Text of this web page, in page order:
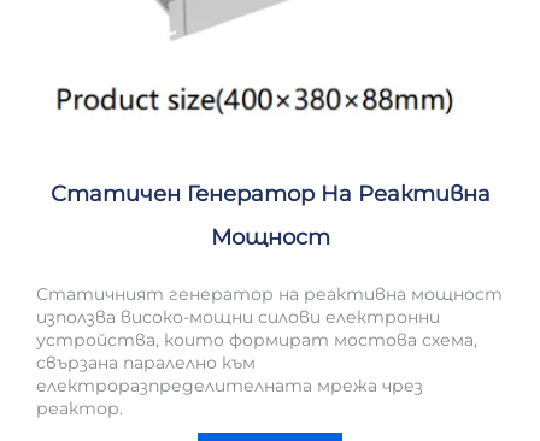
Статичен Генератор На Реактивна
Мощност
Статичният генератор на реактивна мощност
използва високо-мощни силови електронни
устройства, които формират мостова схема,
свързана паралелно към
електроразпределителната мрежа чрез
реактор.